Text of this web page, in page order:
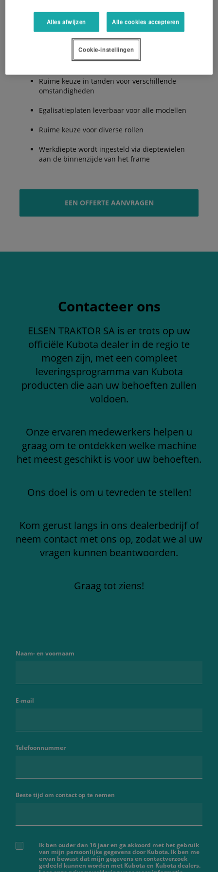
5 tandrijen voor het leggen van een perfect
Transportbreedte minder dan 2.5m
Ruime keuze in tanden voor verschillende
omstandigheden
Egalisatieplaten leverbaar voor alle modellen
Ruime keuze voor diverse rollen
Werkdiepte wordt ingesteld via dieptewielen
aan de binnenzijde van het frame
EEN OFFERTE AANVRAGEN
Contacteer ons
ELSEN TRAKTOR SA is er trots op uw
officiële Kubota dealer in de regio te
mogen zijn, met een compleet
leveringsprogramma van Kubota
producten die aan uw behoeften zullen
voldoen.
Onze ervaren medewerkers helpen u
graag om te ontdekken welke machine
het meest geschikt is voor uw behoeften.
Ons doel is om u tevreden te stellen!
Kom gerust langs in ons dealerbedrijf of
neem contact met ons op, zodat we al uw
vragen kunnen beantwoorden.
Graag tot ziens!
Naam- en voornaam
E-mail
Telefoonnummer
Beste tijd om contact op te nemen
Ik ben ouder dan 16 jaar en ga akkoord met het gebruik
van mijn persoonlijke gegevens door Kubota. Ik ben me
ervan bewust dat mijn gegevens en contactverzoek
gedeeld kunnen worden met Kubota en Kubota dealers.
Alles afwijzen Alle cookies accepteren
Cookie-instellingen